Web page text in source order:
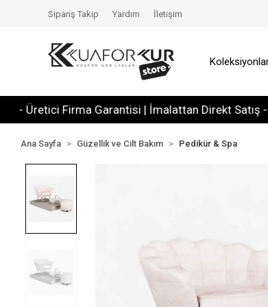
Firma Garantisi | İmalattan Direkt Satış -
Sipariş Takip Yardım İletişim
Ana Sayfa Güzellik ve Cilt Bakım Pedikür & Spa